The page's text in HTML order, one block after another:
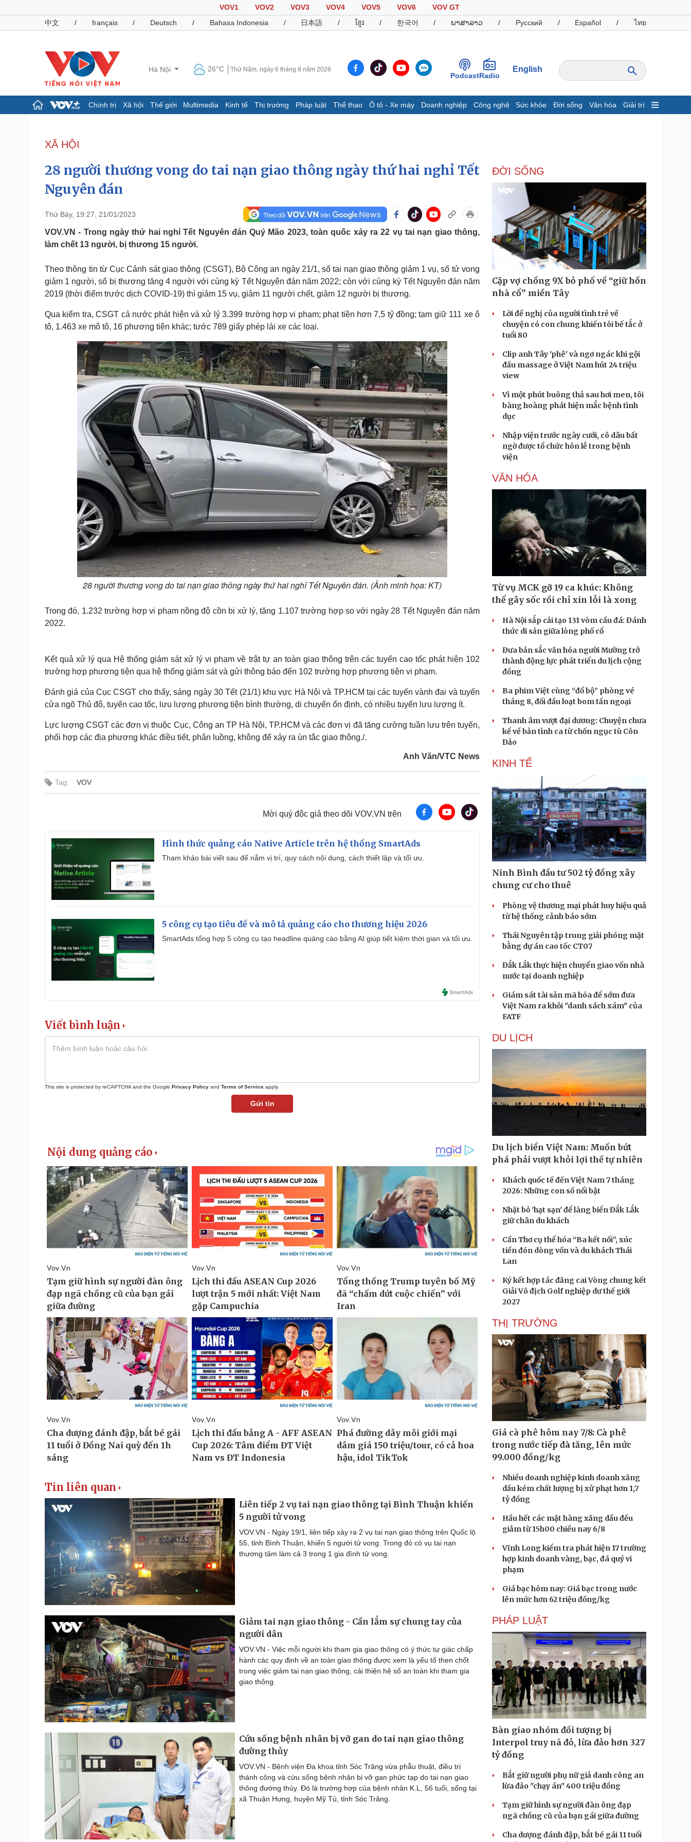
VOV1 VOV2 VOV3 VOV4 VOV5 VOV6
VOV GT
中文
/ français / Deutsch / Bahasa Indonesia / 日本語 / ខ្មែរ / 한국어 / ພາສາລາວ / Русский / Español / ไทย
Hà Nội 26°C Thứ Năm, ngày 6 tháng 8 năm 2026
PodcastRadio
English
Chính trị Xã hội Thế giới Multimedia Kinh tế Thị trường Pháp luật Thể thao Ô tô - Xe máy Doanh nghiệp Công nghệ Sức khỏe Đời sống Văn hóa Giải trí
Đảng
Tổ chức nhân sự
Nhận diện sự thật
Dấu ấn VOV
Infographic
Giá cà phê
Pháp luật
Tin nóng
Tư vấn luật
Việt Nam
Phân tích
Thể thao
Lịch thi đấu bóng đá
Hậu trường
Ô tô - Xe máy
Xe máy
Doanh nghiệp
Thông tin doanh nghiệp
Doanh nghiệp 24h
Doanh nhân
Công nghệ
Sành điệu
Tin Công nghệ
Trải nghiệm
Chuyển đổi số
Sức khỏe
Dinh dưỡng - món ngon
Cây thuốc
Sản phụ khoa
Nhi khoa
Nam khoa
Làm đẹp - giảm cân
Phòng mạch online
Ăn sạch sống khỏe
Đời sống
Blog
Tình yêu - Gia đình
Văn hóa
Sân khấu - Điện ảnh
Văn học
Âm nhạc
Di sản
Giải trí
Nghệ sĩ
Thời trang
Du lịch
Săn Tour
Podcast
Câu chuyện thời sự
Đọc truyện đêm khuya
Cửa sổ tình yêu
Cải chính
XÃ HỘI
28 người thương vong do tai nạn giao thông ngày thứ hai nghỉ Tết
Nguyên đán
Thứ Bảy, 19:27, 21/01/2023
VOV.VN - Trong ngày thứ hai nghỉ Tết Nguyên đán Quý Mão 2023, toàn quốc xảy ra 22 vụ tai nạn giao thông,
làm chết 13 người, bị thương 15 người.
Theo thông tin từ Cục Cảnh sát giao thông (CSGT), Bộ Công an ngày 21/1, số tai nạn giao thông giảm 1 vụ, số tử vong
giảm 1 người, số bị thương tăng 4 người với cùng kỳ Tết Nguyên đán năm 2022; còn với cùng kỳ Tết Nguyên đán năm
2019 (thời điểm trước dịch COVID-19) thì giảm 15 vụ, giảm 11 người chết, giảm 12 người bị thương.
Qua kiểm tra, CSGT cả nước phát hiện và xử lý 3.399 trường hợp vi phạm; phạt tiền hơn 7,5 tỷ đồng; tạm giữ 111 xe ô
tô, 1.463 xe mô tô, 16 phương tiện khác; tước 789 giấy phép lái xe các loại.
28 người thương vong do tai nạn giao thông ngày thứ hai nghỉ Tết Nguyên đán. (Ảnh minh họa: KT)
Trong đó, 1.232 trường hợp vi phạm nồng độ cồn bị xử lý, tăng 1.107 trường hợp so với ngày 28 Tết Nguyên đán năm
2022.
Kết quả xử lý qua Hệ thống giám sát xử lý vi phạm về trật tự an toàn giao thông trên các tuyến cao tốc phát hiện 102
trường hợp phương tiện qua hệ thống giám sát và gửi thông báo đến 102 trường hợp phương tiện vi phạm.
Đánh giá của Cục CSGT cho thấy, sáng ngày 30 Tết (21/1) khu vực Hà Nội và TP.HCM tại các tuyến vành đai và tuyến
cửa ngõ Thủ đô, tuyến cao tốc, lưu lượng phương tiện bình thường, di chuyển ổn định, có nhiều tuyến lưu lượng ít.
Lực lượng CSGT các đơn vị thuộc Cục, Công an TP Hà Nội, TP.HCM và các đơn vị đã tăng cường tuần lưu trên tuyến,
phối hợp các địa phương khác điều tiết, phân luồng, không để xảy ra ùn tắc giao thông./.
Anh Văn/VTC News
Tag: VOV
Mời quý độc giả theo dõi VOV.VN trên
Hình thức quảng cáo Native Article trên hệ thống SmartAds
Tham khảo bài viết sau để nắm vị trí, quy cách nội dung, cách thiết lập và tối ưu.
5 công cụ tạo tiêu đề và mô tả quảng cáo cho thương hiệu 2026
SmartAds tổng hợp 5 công cụ tạo headline quảng cáo bằng AI giúp tiết kiệm thời gian và tối ưu.
Viết bình luận
This site is protected by reCAPTCHA and the Google Privacy Policy and Terms of Service apply.
Gửi tin
Tin liên quan
Liên tiếp 2 vụ tai nạn giao thông tại Bình Thuận khiến
5 người tử vong
VOV.VN - Ngày 19/1, liên tiếp xảy ra 2 vụ tai nạn giao thông trên Quốc lộ
55, tỉnh Bình Thuận, khiến 5 người tử vong. Trong đó có vụ tai nạn
thương tâm làm cả 3 trong 1 gia đình tử vong.
Giảm tai nạn giao thông - Cần lắm sự chung tay của
người dân
VOV.VN - Việc mỗi người khi tham gia giao thông có ý thức tự giác chấp
hành các quy định về an toàn giao thông được xem là yếu tố then chốt
trong việc giảm tai nạn giao thông, cải thiện hệ số an toàn khi tham gia
giao thông.
Cứu sống bệnh nhân bị vỡ gan do tai nạn giao thông
đường thủy
VOV.VN - Bệnh viện Đa khoa tỉnh Sóc Trăng vừa phẫu thuật, điều trị
thành công và cứu sống bệnh nhân bị vỡ gan phức tạp do tai nạn giao
thông đường thủy. Đó là trường hợp của bệnh nhân K.L, 56 tuổi, sống tại
xã Thuận Hưng, huyện Mỹ Tú, tỉnh Sóc Trăng.
ĐỜI SỐNG
Cặp vợ chồng 9X bỏ phố về “giữ hồn
nhà cổ” miền Tây
Lời đề nghị của người tình trẻ về
chuyện có con chung khiến tôi bế tắc ở
tuổi 80
Clip anh Tây 'phê' và ngơ ngác khi gội
đầu massage ở Việt Nam hút 24 triệu
view
Vì một phút buông thả sau hơi men, tôi
bàng hoàng phát hiện mắc bệnh tình
dục
Nhập viện trước ngày cưới, cô dâu bất
ngờ được tổ chức hôn lễ trong bệnh
viện
VĂN HÓA
Từ vụ MCK gỡ 19 ca khúc: Không
thể gây sốc rồi chỉ xin lỗi là xong
Hà Nội sắp cải tạo 131 vòm cầu đá: Đánh
thức di sản giữa lòng phố cổ
Đưa bản sắc văn hóa người Mường trở
thành động lực phát triển du lịch cộng
đồng
Ba phim Việt cùng “đổ bộ” phòng vé
tháng 8, đối đầu loạt bom tấn ngoại
Thanh âm vượt đại dương: Chuyện chưa
kể về bản tình ca từ chốn ngục tù Côn
Đảo
KINH TẾ
Ninh Bình đầu tư 502 tỷ đồng xây
chung cư cho thuê
Phòng vệ thương mại phát huy hiệu quả
từ hệ thống cảnh báo sớm
Thái Nguyên tập trung giải phóng mặt
bằng dự án cao tốc CT07
Đắk Lắk thực hiện chuyển giao vốn nhà
nước tại doanh nghiệp
Giám sát tài sản mã hóa để sớm đưa
Việt Nam ra khỏi "danh sách xám" của
FATF
DU LỊCH
Du lịch biển Việt Nam: Muốn bứt
phá phải vượt khỏi lợi thế tự nhiên
Khách quốc tế đến Việt Nam 7 tháng
2026: Những con số nổi bật
Nhặt bỏ 'hạt sạn' để làng biển Đắk Lắk
giữ chân du khách
Cần Thơ cụ thể hóa “Ba kết nối”, xúc
tiến đón dòng vốn và du khách Thái
Lan
Ký kết hợp tác đăng cai Vòng chung kết
Giải Vô địch Golf nghiệp dư thế giới
2027
THỊ TRƯỜNG
Giá cà phê hôm nay 7/8: Cà phê
trong nước tiếp đà tăng, lên mức
99.000 đồng/kg
Nhiều doanh nghiệp kinh doanh xăng
dầu kém chất lượng bị xử phạt hơn 1,7
tỷ đồng
Hầu hết các mặt hàng xăng dầu đều
giảm từ 15h00 chiều nay 6/8
Vĩnh Long kiểm tra phát hiện 17 trường
hợp kinh doanh vàng, bạc, đá quý vi
phạm
Giá bạc hôm nay: Giá bạc trong nước
lên mức hơn 62 triệu đồng/kg
PHÁP LUẬT
Bàn giao nhóm đối tượng bị
Interpol truy nã đỏ, lừa đảo hơn 327
tỷ đồng
Bắt giữ người phụ nữ giả danh công an
lừa đảo "chạy án" 400 triệu đồng
Tạm giữ hình sự người đàn ông đạp
ngã chồng cũ của bạn gái giữa đường
Cha dượng đánh đập, bắt bé gái 11 tuổi